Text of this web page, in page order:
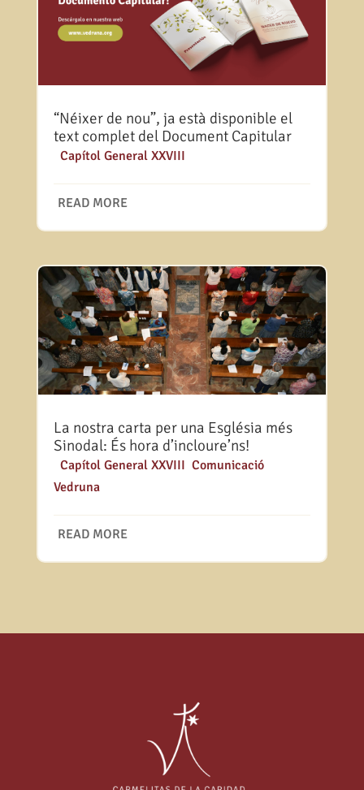
“Néixer de nou”, ja està disponible el
text complet del Document Capitular
Capítol General XXVIII
READ MORE
La nostra carta per una Església més
Sinodal: És hora d’incloure’ns!
Capítol General XXVIII Comunicació
Vedruna
READ MORE